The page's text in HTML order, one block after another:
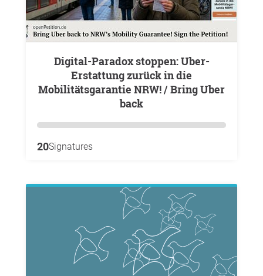
Digital-Paradox stoppen: Uber-
Erstattung zurück in die
Mobilitätsgarantie NRW! / Bring Uber
back
20Signatures